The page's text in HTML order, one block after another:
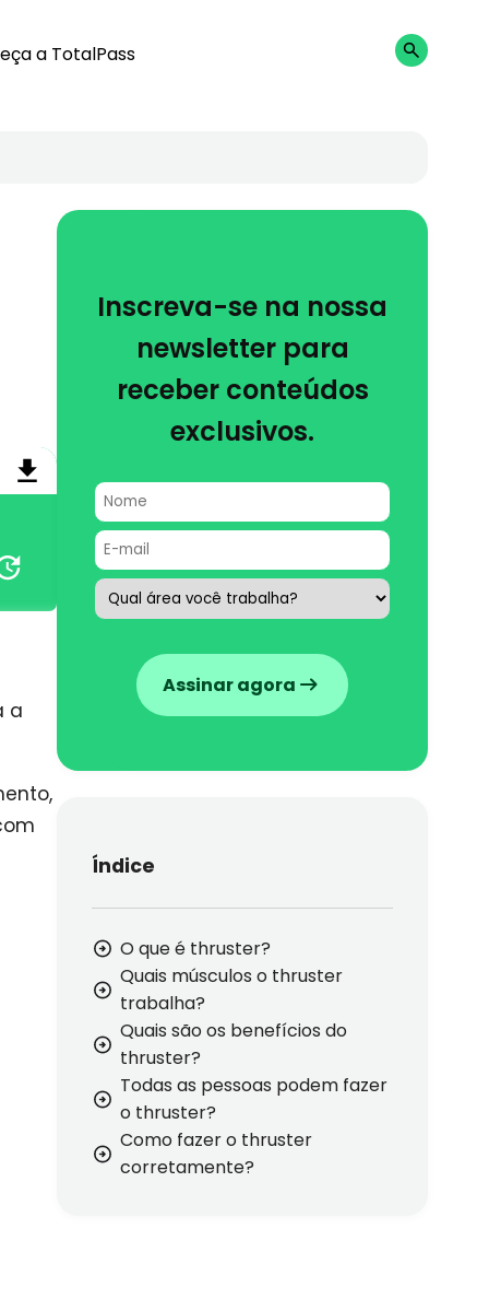
a TotalPass
a
Inscreva-se na nossa
newsletter para
receber conteúdos
exclusivos.
Assinar agora
Índice
O que é thruster?
Quais músculos o thruster
trabalha?
Quais são os benefícios do
thruster?
Todas as pessoas podem fazer
o thruster?
Como fazer o thruster
corretamente?